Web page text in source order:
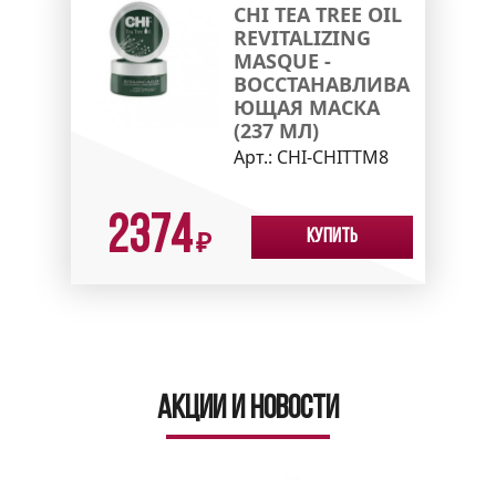
CHI TEA TREE OIL
REVITALIZING
MASQUE -
ВОССТАНАВЛИВА
ЮЩАЯ МАСКА
(237 МЛ)
Арт.: CHI-CHITTM8
2374₽ Купить
Акции и новости